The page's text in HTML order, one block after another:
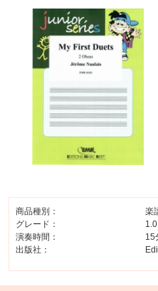
商品種別：
楽
グレード：
1.0
演奏時間：
15
出版社：